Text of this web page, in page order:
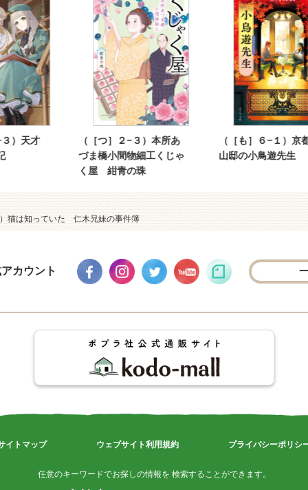
天才
（［つ］２−３）本所あ
づま橋小間物細工くじゃ
く屋 紺青の珠
（［も］６−１）京都
山邸の小鳥遊先生
猫は知っていた 仁木兄妹の事件簿
カウント
イトマップ ウェブサイト利用規約 プライバシーポリシ
任意のキーワードでお探しの情報を 検索することができます。